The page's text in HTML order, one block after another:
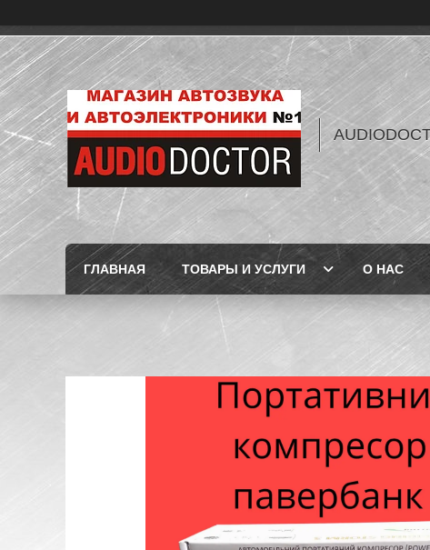
ГЛАВНАЯ ТОВАРЫ И УСЛУГИ О НАС